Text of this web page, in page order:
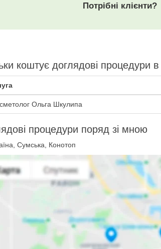
Потрібні клієнти?
коштує доглядові процедури в
Ольга Шкулипа
процедури поряд зі мною
Сумська, Конотоп